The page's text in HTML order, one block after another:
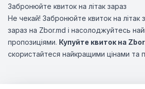
Забронюйте квиток на літак зараз
Не чекай! Забронюйте квиток на
зараз на Zbor.md і насолоджуйтесь
пропозиціями. Купуйте квиток на
скористайтеся найкращими цінами та